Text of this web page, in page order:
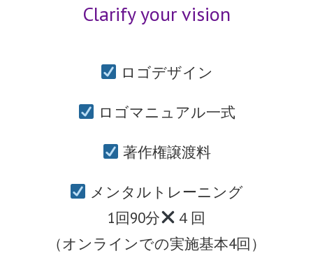
Clarify your vision
ロゴデザイン
ロゴマニュアル一式
著作権譲渡料
メンタルトレーニング
1回90分
４回
（オンラインでの実施基本4回）